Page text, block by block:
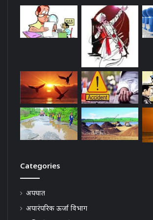
Categories
अपघात
अपारंपरिक ऊर्जा विभाग